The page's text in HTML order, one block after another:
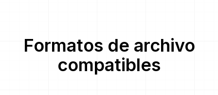
Formatos de archivo
compatibles